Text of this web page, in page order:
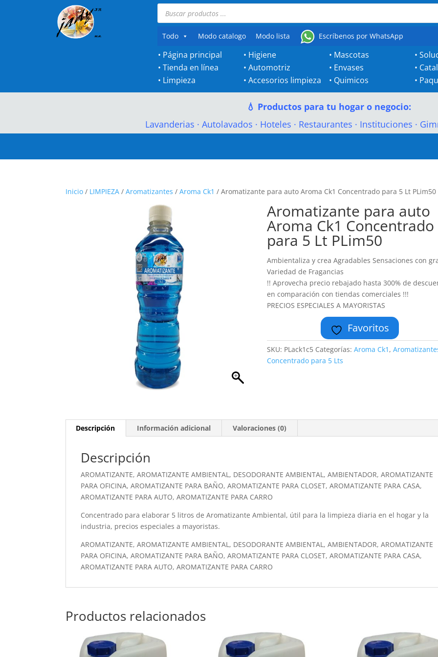
Búsqueda
productos
Todo
Modo catalogo Modo lista Escríbenos por WhatsApp
• Página principal
•Tienda en línea
• Limpieza
• Higiene
•Automotriz
•Accesorios limpieza
• Mascotas
• Envases
• Quimicos
•
•
•
💧 Productos para tu hogar o negocio:
Lavanderias · Autolavados · Hoteles · Restaurantes · Instituciones ·
Inicio / LIMPIEZA /Aromatizantes /Aroma Ck1 / Aromatizante para auto Aroma Ck1 Concentrado para 5 Lt PLim50
Aromatizante para auto
Aroma Ck1 Concentrado
para 5 Lt PLim50
Ambientaliza y crea Agradables Sensaciones con
Variedad de Fragancias
!! Aprovecha precio rebajado hasta 300% de
en comparación con tiendas comerciales !!!
PRECIOS ESPECIALES A MAYORISTAS
Favoritos
SKU: PLack1c5 Categorías:Aroma Ck1 ,
Concentrado para 5 Lts
Descripción Información adicional Valoraciones (0)
Descripción
AROMATIZANTE, AROMATIZANTE AMBIENTAL, DESODORANTE AMBIENTAL, AMBIENTADOR, AROMATIZANTE
PARA OFICINA, AROMATIZANTE PARA BAÑO, AROMATIZANTE PARA CLOSET, AROMATIZANTE PARA CASA,
AROMATIZANTE PARA AUTO, AROMATIZANTE PARA CARRO
Concentrado para elaborar 5 litros de Aromatizante Ambiental, útil para la limpieza diaria en el hogar y la
industria, precios especiales a mayoristas.
AROMATIZANTE, AROMATIZANTE AMBIENTAL, DESODORANTE AMBIENTAL, AMBIENTADOR, AROMATIZANTE
PARA OFICINA, AROMATIZANTE PARA BAÑO, AROMATIZANTE PARA CLOSET, AROMATIZANTE PARA CASA,
AROMATIZANTE PARA AUTO, AROMATIZANTE PARA CARRO
Productos relacionados